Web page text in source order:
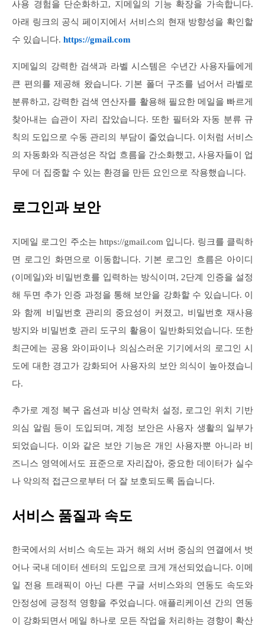
사용 경험을 단순화하고, 지메일의 기능 확장을 가속합니다.
아래 링크의 공식 페이지에서 서비스의 현재 방향성을 확인할
수 있습니다. https://gmail.com
지메일의 강력한 검색과 라벨 시스템은 수년간 사용자들에게
큰 편의를 제공해 왔습니다. 기본 폴더 구조를 넘어서 라벨로
분류하고, 강력한 검색 연산자를 활용해 필요한 메일을 빠르게
찾아내는 습관이 자리 잡았습니다. 또한 필터와 자동 분류 규
칙의 도입으로 수동 관리의 부담이 줄었습니다. 이처럼 서비스
의 자동화와 직관성은 작업 흐름을 간소화했고, 사용자들이 업
무에 더 집중할 수 있는 환경을 만든 요인으로 작용했습니다.
로그인과 보안
지메일 로그인 주소는 https://gmail.com 입니다. 링크를 클릭하
면 로그인 화면으로 이동합니다. 기본 로그인 흐름은 아이디
(이메일)와 비밀번호를 입력하는 방식이며, 2단계 인증을 설정
해 두면 추가 인증 과정을 통해 보안을 강화할 수 있습니다. 이
와 함께 비밀번호 관리의 중요성이 커졌고, 비밀번호 재사용
방지와 비밀번호 관리 도구의 활용이 일반화되었습니다. 또한
최근에는 공용 와이파이나 의심스러운 기기에서의 로그인 시
도에 대한 경고가 강화되어 사용자의 보안 의식이 높아졌습니
다.
추가로 계정 복구 옵션과 비상 연락처 설정, 로그인 위치 기반
의심 알림 등이 도입되며, 계정 보안은 사용자 생활의 일부가
되었습니다. 이와 같은 보안 기능은 개인 사용자뿐 아니라 비
즈니스 영역에서도 표준으로 자리잡아, 중요한 데이터가 실수
나 악의적 접근으로부터 더 잘 보호되도록 돕습니다.
서비스 품질과 속도
한국에서의 서비스 속도는 과거 해외 서버 중심의 연결에서 벗
어나 국내 데이터 센터의 도입으로 크게 개선되었습니다. 이메
일 전용 트래픽이 아닌 다른 구글 서비스와의 연동도 속도와
안정성에 긍정적 영향을 주었습니다. 애플리케이션 간의 연동
이 강화되면서 메일 하나로 모든 작업을 처리하는 경향이 확산